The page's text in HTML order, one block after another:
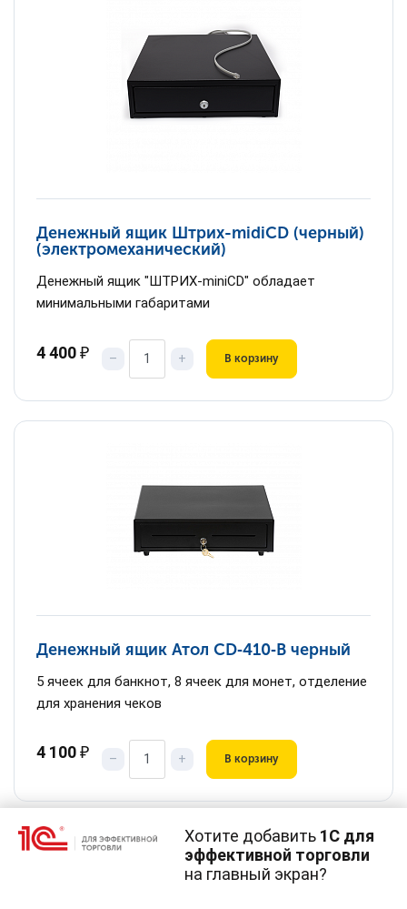
Денежный ящик Штрих-midiCD (черный)
(электромеханический)
Денежный ящик "ШТРИХ-miniCD" обладает
минимальными габаритами
4 400₽ – + В корзину
Денежный ящик Атол CD‑410‑B черный
5 ячеек для банкнот, 8 ячеек для монет, отделение
для хранения чеков
4 100₽ – + В корзину
cookie-файлы (файлы с данными о прошлых
Хотите добавить 1С для
эффективной торговли
на главный экран?